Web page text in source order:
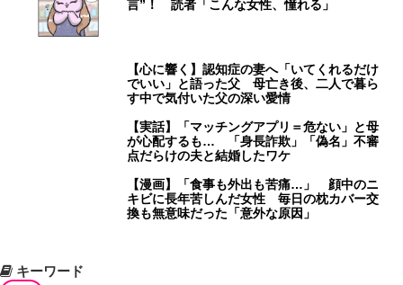
言”！ 読者「こんな女性、憧れる」
【心に響く】認知症の妻へ「いてくれるだけ
でいい」と語った父 母亡き後、二人で暮ら
す中で気付いた父の深い愛情
【実話】「マッチングアプリ＝危ない」と母
が心配するも… 「身長詐欺」「偽名」不審
点だらけの夫と結婚したワケ
【漫画】「食事も外出も苦痛…」 顔中のニ
キビに長年苦しんだ女性 毎日の枕カバー交
換も無意味だった「意外な原因」
キーワード